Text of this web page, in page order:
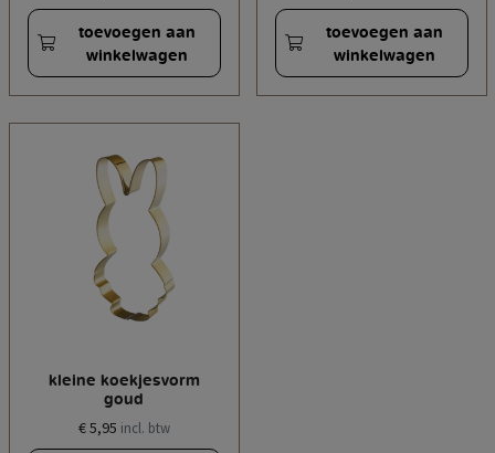
toevoegen aan
winkelwagen
toevoegen aan
winkelwagen
kleine koekjesvorm
goud
€ 5,95 incl. btw